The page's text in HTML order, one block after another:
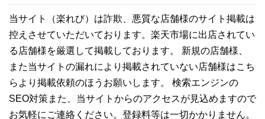
当サイト（楽れび）は詐欺、悪質な店舗様のサイト掲載は
控えさせていただいております。楽天市場に出店されてい
る店舗様を厳選して掲載しております。 新規の店舗様、
また当サイトの漏れにより掲載されていない店舗様はこち
らより掲載依頼のほうお願いします。 検索エンジンの
SEO対策また、当サイトからのアクセスが見込めますので
お気軽にご連絡ください。登録料等は一切かかりません。